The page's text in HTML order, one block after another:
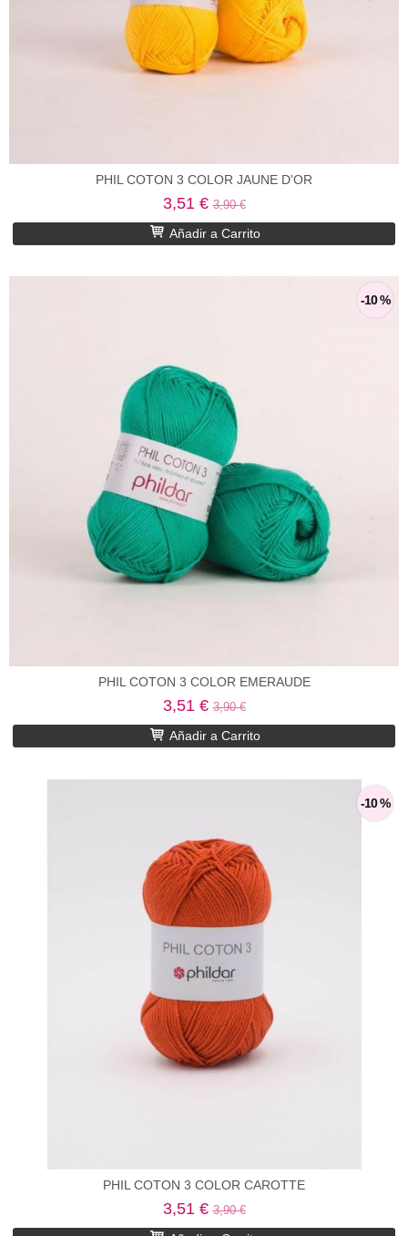
PHIL COTON 3 COLOR JAUNE D'OR
3,51 €3,90 €
Añadir a Carrito
-10 %
PHIL COTON 3 COLOR EMERAUDE
3,51 €3,90 €
Añadir a Carrito
-10 %
PHIL COTON 3 COLOR CAROTTE
3,51 €3,90 €